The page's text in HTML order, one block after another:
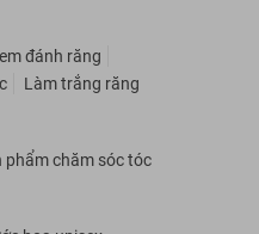
đánh răng
Làm trắng răng
phẩm chăm sóc tóc